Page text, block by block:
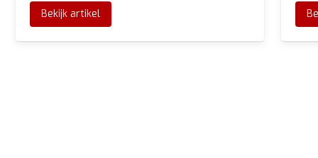
Bekijk artikel